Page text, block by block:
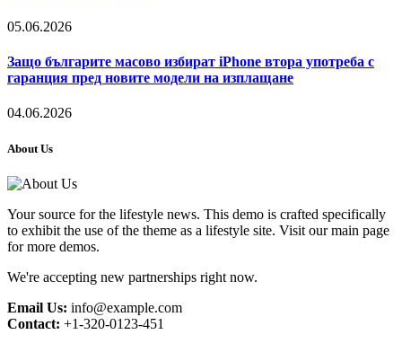
05.06.2026
Защо българите масово избират iPhone втора употреба с
гаранция пред новите модели на изплащане
04.06.2026
About Us
Your source for the lifestyle news. This demo is crafted specifically
to exhibit the use of the theme as a lifestyle site. Visit our main page
for more demos.
We're accepting new partnerships right now.
Email Us: info@example.com
Contact: +1-320-0123-451